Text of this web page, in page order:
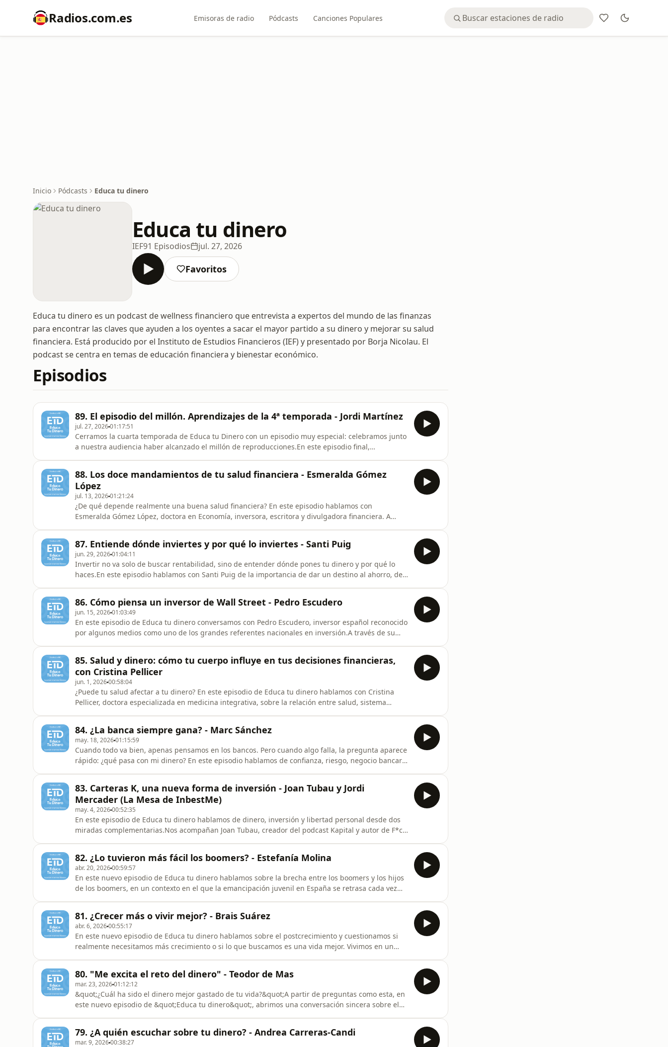
Radios.com.es Emisoras de radio Pódcasts Canciones Populares
Inicio Pódcasts Educa tu dinero
Educa tu dinero
IEF91 Episodios jul. 27, 2026
Favoritos
Educa tu dinero es un podcast de wellness financiero que entrevista a expertos del mundo de las finanzas
para encontrar las claves que ayuden a los oyentes a sacar el mayor partido a su dinero y mejorar su salud
financiera. Está producido por el Instituto de Estudios Financieros (IEF) y presentado por Borja Nicolau. El
podcast se centra en temas de educación financiera y bienestar económico.
Episodios
89. El episodio del millón. Aprendizajes de la 4ª temporada - Jordi Martínez
jul. 27, 202601:17:51
Cerramos la cuarta temporada de Educa tu Dinero con un episodio muy especial: celebramos junto
a nuestra audiencia haber alcanzado el millón de reproducciones.En este episodio final,
nos comparten cómo el pódcast
88. Los doce mandamientos de tu salud financiera - Esmeralda Gómez
López
jul. 13, 202601:21:24
¿De qué depende realmente una buena salud financiera? En este episodio hablamos con
Esmeralda Gómez López, doctora en Economía, inversora, escritora y divulgadora financiera. A
económico y en nuestra liber
87. Entiende dónde inviertes y por qué lo inviertes - Santi Puig
jun. 29, 202601:04:11
Invertir no va solo de buscar rentabilidad, sino de entender dónde pones tu dinero y por qué lo
haces.En este episodio hablamos con Santi Puig de la importancia de dar un destino al ahorro, de
salto hacia la inversió
86. Cómo piensa un inversor de Wall Street - Pedro Escudero
jun. 15, 202601:03:49
En este episodio de Educa tu dinero conversamos con Pedro Escudero, inversor español reconocido
por algunos medios como uno de los grandes referentes nacionales en inversión.A través de su
otros lugares? ¿Cómo decide en
85. Salud y dinero: cómo tu cuerpo influye en tus decisiones financieras,
con Cristina Pellicer
jun. 1, 202600:58:04
¿Puede tu salud afectar a tu dinero? En este episodio de Educa tu dinero hablamos con Cristina
Pellicer, doctora especializada en medicina integrativa, sobre la relación entre salud, sistema
ayudarnos a
84. ¿La banca siempre gana? - Marc Sánchez
may. 18, 202601:15:59
Cuando todo va bien, apenas pensamos en los bancos. Pero cuando algo falla, la pregunta aparece
rápido: ¿qué pasa con mi dinero? En este episodio hablamos de confianza, riesgo, negocio bancario
cómo funcio
83. Carteras K, una nueva forma de inversión - Joan Tubau y Jordi
Mercader (La Mesa de InbestMe)
may. 4, 202600:52:35
En este episodio de Educa tu dinero hablamos de dinero, inversión y libertad personal desde dos
miradas complementarias.Nos acompañan Joan Tubau, creador del podcast Kapital y autor de F*ck
solución de i
82. ¿Lo tuvieron más fácil los boomers? - Estefanía Molina
abr. 20, 202600:59:57
En este nuevo episodio de Educa tu dinero hablamos sobre la brecha entre los boomers y los hijos
de los boomers, en un contexto en el que la emancipación juvenil en España se retrasa cada vez
Molina, politólo
81. ¿Crecer más o vivir mejor? - Brais Suárez
abr. 6, 202600:55:17
En este nuevo episodio de Educa tu dinero hablamos sobre el postcrecimiento y cuestionamos si
realmente necesitamos más crecimiento o si lo que buscamos es una vida mejor. Vivimos en un
distorsion
80. "Me excita el reto del dinero" - Teodor de Mas
mar. 23, 202601:12:12
&quot;¿Cuál ha sido el dinero mejor gastado de tu vida?&quot;A partir de preguntas como esta, en
este nuevo episodio de &quot;Educa tu dinero&quot;, abrimos una conversación sincera sobre el
decisiones importante
79. ¿A quién escuchar sobre tu dinero? - Andrea Carreras-Candi
mar. 9, 202600:38:27